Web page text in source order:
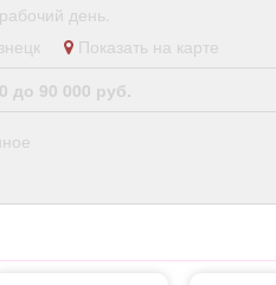
день.
Показать на карте
до 90 000 руб.